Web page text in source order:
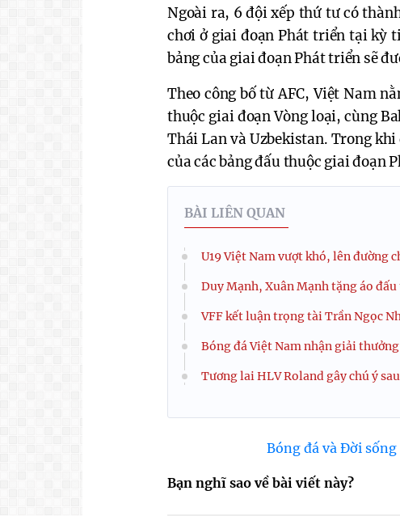
Ngoài ra, 6 đội xếp thứ tư có
chơi ở giai đoạn Phát triển tại kỳ
bảng của giai đoạn Phát triển sẽ
Theo công bố từ AFC, Việt Nam
thuộc giai đoạn Vòng loại, cùng
Thái Lan và Uzbekistan. Trong
của các bảng đấu thuộc giai đoạn
BÀI LIÊN QUAN
U19 Việt Nam vượt khó, lên đường
Duy Mạnh, Xuân Mạnh tặng áo
VFF kết luận trọng tài Trần Ngọc
Bóng đá Việt Nam nhận giải
Tương lai HLV Roland gây chú ý
Bóng đá và Đời
Bạn nghĩ sao về bài viết này?